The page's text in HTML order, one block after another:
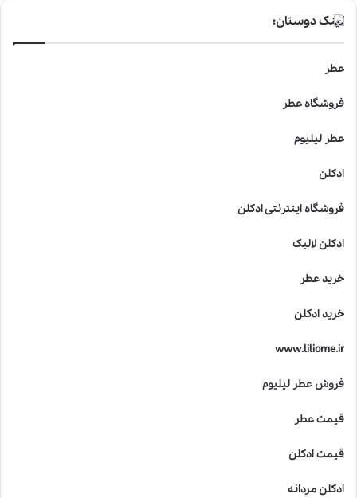
لینک دوستان:
عطر
فروشگاه عطر
عطر لیلیوم
ادکلن
فروشگاه اینترنتی ادکلن
ادکلن لالیک
خرید عطر
خرید ادکلن
www.liliome.ir
فروش عطر لیلیوم
قیمت عطر
قیمت ادکلن
ادکلن مردانه